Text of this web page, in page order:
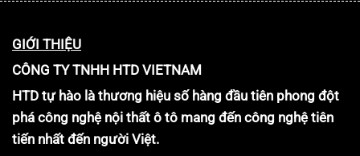
GIỚI THIỆU
CÔNG TY TNHH HTD VIETNAM
HTD tự hào là thương hiệu số hàng đầu tiên phong đột
phá công nghệ nội thất ô tô mang đến công nghệ tiên
tiến nhất đến người Việt.